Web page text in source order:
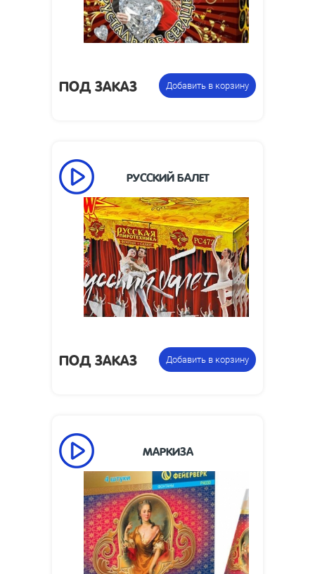
ПОД ЗАКАЗ Добавить в корзину
РУССКИЙ БАЛЕТ
Время
работы, сек:
80
Высота
пламени, м:
7
Размеры
упаковки,
175 х 175 х 130
указана за
фасовку:
пиротехнических фонтанов
ПОД ЗАКАЗ Добавить в корзину
МАРКИЗА
Время работы,
80
Высота пламени,
0.35
Размеры
изделия, мм:
250 х 30